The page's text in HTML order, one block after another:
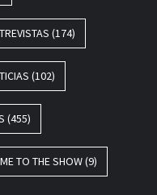
(174)
(102)
(455)
TO THE SHOW(9)